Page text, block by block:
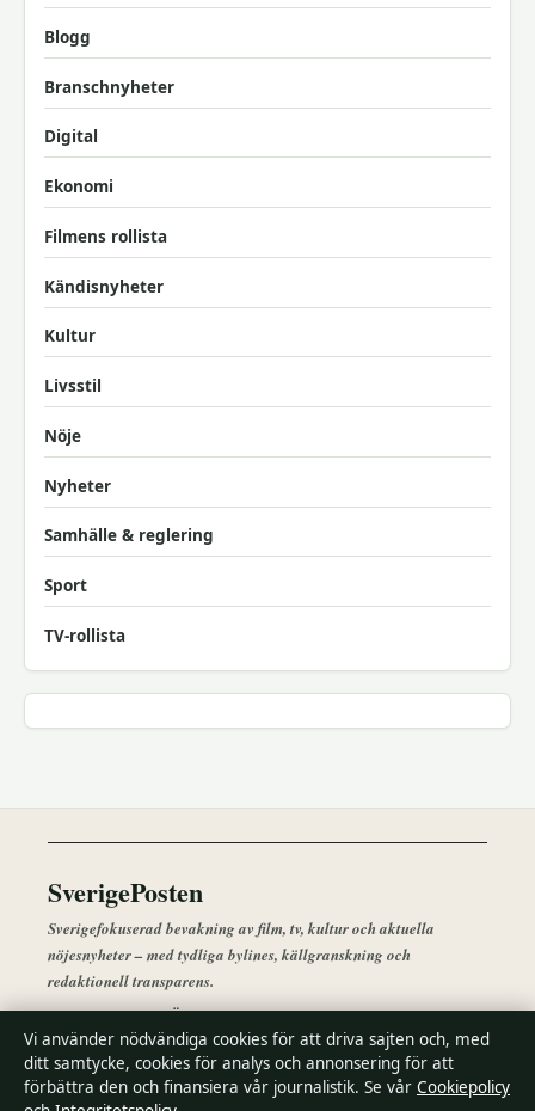
Blogg
Branschnyheter
Digital
Ekonomi
Filmens rollista
Kändisnyheter
Kultur
Livsstil
Nöje
Nyheter
Samhälle & reglering
Sport
TV-rollista
SverigePosten
Sverigefokuserad bevakning av film, tv, kultur och aktuella
nöjesnyheter – med tydliga bylines, källgranskning och
redaktionell transparens.
Lagunen Media OÜ
Tornimäe 5, Kesklinn
Tallinn, 10145
+372 614 0220
Vi använder nödvändiga cookies för att driva sajten och, med
ditt samtycke, cookies för analys och annonsering för att
förbättra den och finansiera vår journalistik. Se vår Cookiepolicy